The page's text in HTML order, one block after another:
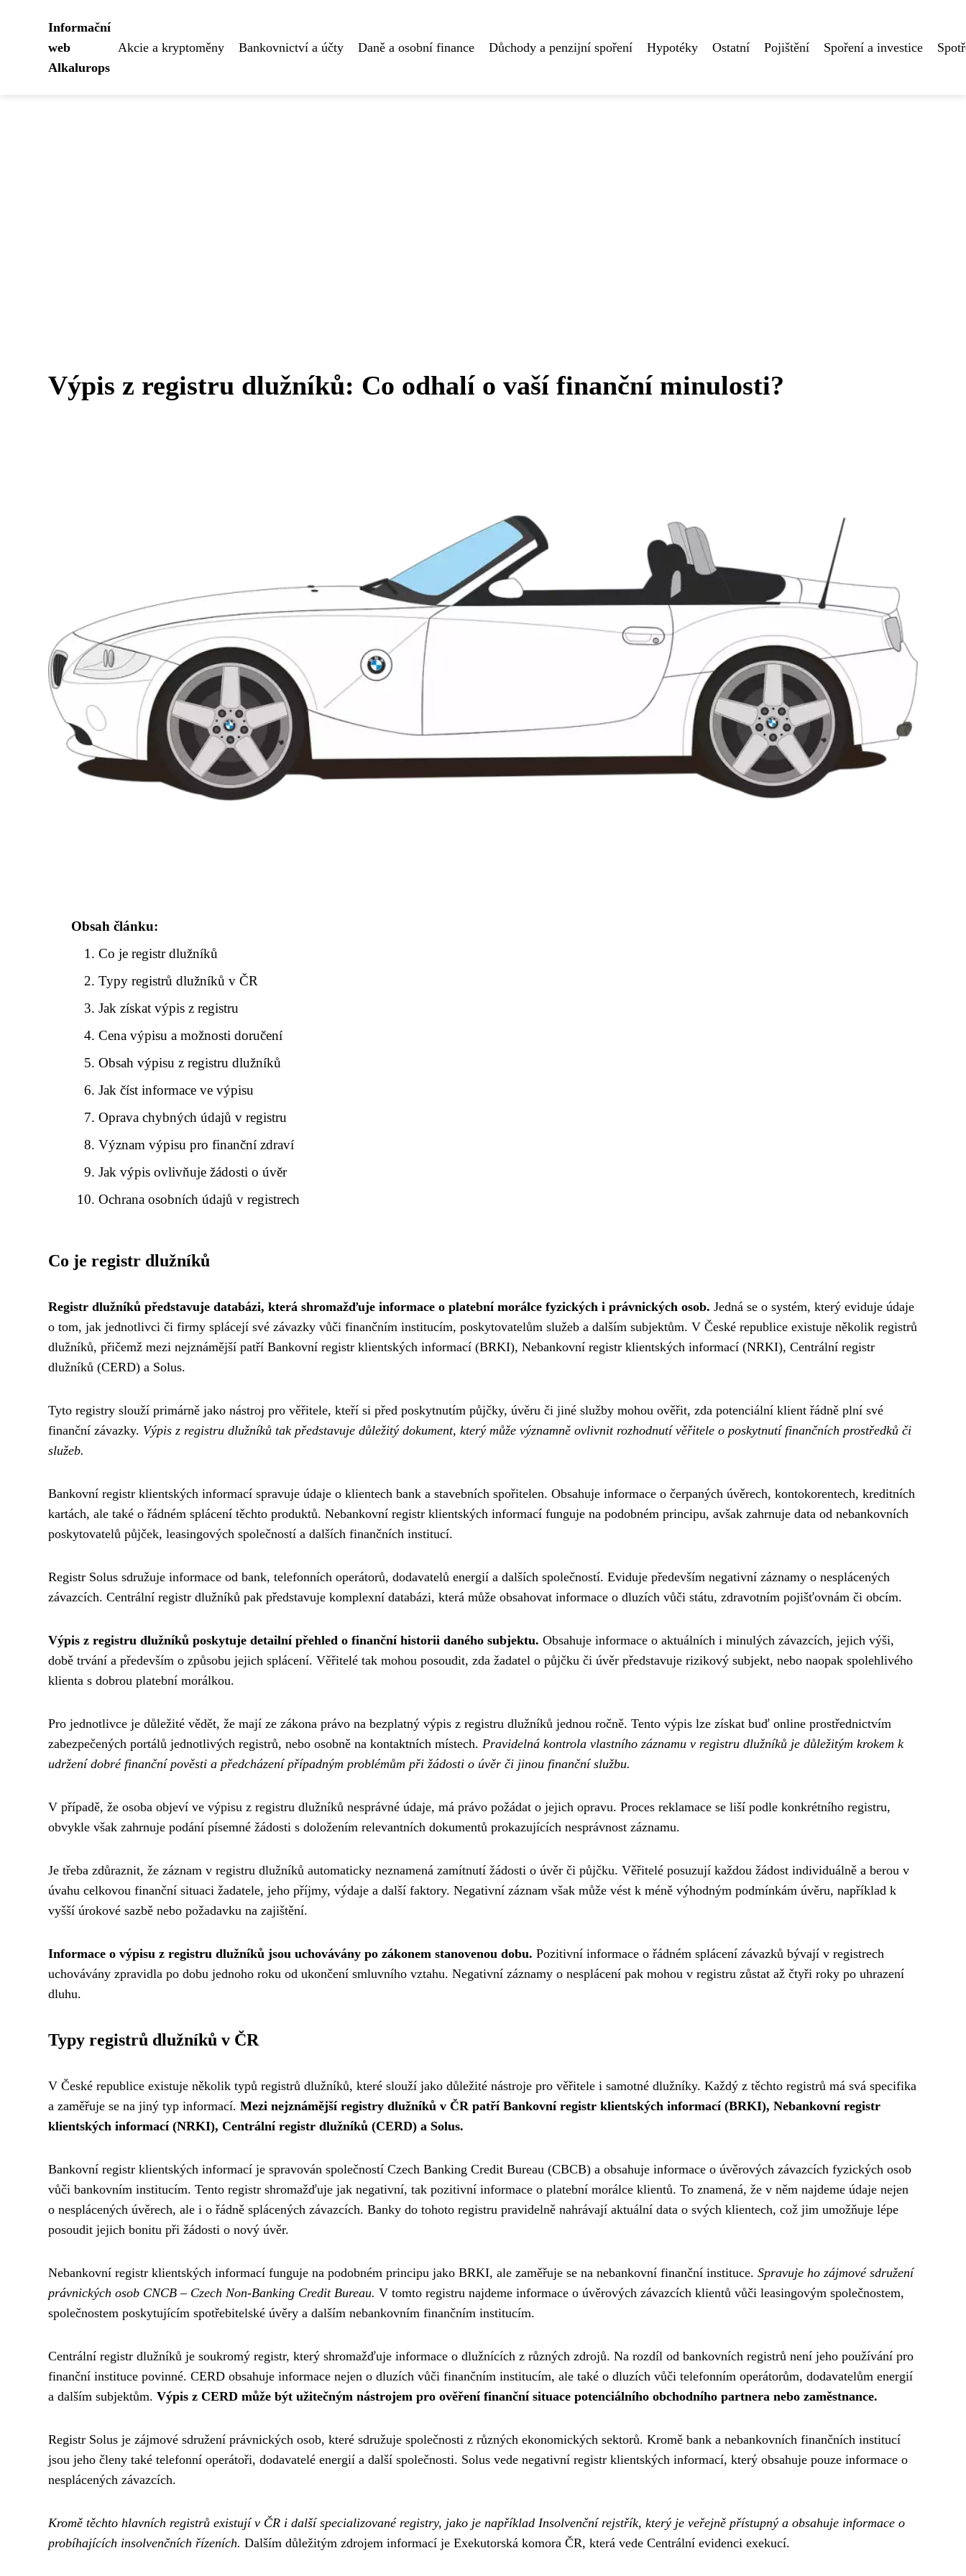
Informační
web
Alkalurops
Akcie a kryptoměny Bankovnictví a účty Daně a osobní finance Důchody a penzijní spoření Hypotéky Ostatní Pojištění Spoření a investice
Výpis z registru dlužníků: Co odhalí o vaší finanční minulosti?
Obsah článku:
Co je registr dlužníků
Typy registrů dlužníků v ČR
Jak získat výpis z registru
Cena výpisu a možnosti doručení
Obsah výpisu z registru dlužníků
Jak číst informace ve výpisu
Oprava chybných údajů v registru
Význam výpisu pro finanční zdraví
Jak výpis ovlivňuje žádosti o úvěr
Ochrana osobních údajů v registrech
Co je registr dlužníků
Registr dlužníků představuje databázi, která shromažďuje informace o platební morálce fyzických i právnických osob. Jedná se o systém, který eviduje údaje
o tom, jak jednotlivci či firmy splácejí své závazky vůči finančním institucím, poskytovatelům služeb a dalším subjektům. V České republice existuje několik registrů
dlužníků, přičemž mezi nejznámější patří Bankovní registr klientských informací (BRKI), Nebankovní registr klientských informací (NRKI), Centrální registr
dlužníků (CERD) a Solus.
Tyto registry slouží primárně jako nástroj pro věřitele, kteří si před poskytnutím půjčky, úvěru či jiné služby mohou ověřit, zda potenciální klient řádně plní své
finanční závazky. Výpis z registru dlužníků tak představuje důležitý dokument, který může významně ovlivnit rozhodnutí věřitele o poskytnutí finančních prostředků či
služeb.
Bankovní registr klientských informací spravuje údaje o klientech bank a stavebních spořitelen. Obsahuje informace o čerpaných úvěrech, kontokorentech, kreditních
kartách, ale také o řádném splácení těchto produktů. Nebankovní registr klientských informací funguje na podobném principu, avšak zahrnuje data od nebankovních
poskytovatelů půjček, leasingových společností a dalších finančních institucí.
Registr Solus sdružuje informace od bank, telefonních operátorů, dodavatelů energií a dalších společností. Eviduje především negativní záznamy o nesplácených
závazcích. Centrální registr dlužníků pak představuje komplexní databázi, která může obsahovat informace o dluzích vůči státu, zdravotním pojišťovnám či obcím.
Výpis z registru dlužníků poskytuje detailní přehled o finanční historii daného subjektu. Obsahuje informace o aktuálních i minulých závazcích, jejich výši,
době trvání a především o způsobu jejich splácení. Věřitelé tak mohou posoudit, zda žadatel o půjčku či úvěr představuje rizikový subjekt, nebo naopak spolehlivého
klienta s dobrou platební morálkou.
Pro jednotlivce je důležité vědět, že mají ze zákona právo na bezplatný výpis z registru dlužníků jednou ročně. Tento výpis lze získat buď online prostřednictvím
zabezpečených portálů jednotlivých registrů, nebo osobně na kontaktních místech. Pravidelná kontrola vlastního záznamu v registru dlužníků je důležitým krokem k
udržení dobré finanční pověsti a předcházení případným problémům při žádosti o úvěr či jinou finanční službu.
V případě, že osoba objeví ve výpisu z registru dlužníků nesprávné údaje, má právo požádat o jejich opravu. Proces reklamace se liší podle konkrétního registru,
obvykle však zahrnuje podání písemné žádosti s doložením relevantních dokumentů prokazujících nesprávnost záznamu.
Je třeba zdůraznit, že záznam v registru dlužníků automaticky neznamená zamítnutí žádosti o úvěr či půjčku. Věřitelé posuzují každou žádost individuálně a berou v
úvahu celkovou finanční situaci žadatele, jeho příjmy, výdaje a další faktory. Negativní záznam však může vést k méně výhodným podmínkám úvěru, například k
vyšší úrokové sazbě nebo požadavku na zajištění.
Informace o výpisu z registru dlužníků jsou uchovávány po zákonem stanovenou dobu. Pozitivní informace o řádném splácení závazků bývají v registrech
uchovávány zpravidla po dobu jednoho roku od ukončení smluvního vztahu. Negativní záznamy o nesplácení pak mohou v registru zůstat až čtyři roky po uhrazení
dluhu.
Typy registrů dlužníků v ČR
V České republice existuje několik typů registrů dlužníků, které slouží jako důležité nástroje pro věřitele i samotné dlužníky. Každý z těchto registrů má svá specifika
a zaměřuje se na jiný typ informací. Mezi nejznámější registry dlužníků v ČR patří Bankovní registr klientských informací (BRKI), Nebankovní registr
klientských informací (NRKI), Centrální registr dlužníků (CERD) a Solus.
Bankovní registr klientských informací je spravován společností Czech Banking Credit Bureau (CBCB) a obsahuje informace o úvěrových závazcích fyzických osob
vůči bankovním institucím. Tento registr shromažďuje jak negativní, tak pozitivní informace o platební morálce klientů. To znamená, že v něm najdeme údaje nejen
o nesplácených úvěrech, ale i o řádně splácených závazcích. Banky do tohoto registru pravidelně nahrávají aktuální data o svých klientech, což jim umožňuje lépe
posoudit jejich bonitu při žádosti o nový úvěr.
Nebankovní registr klientských informací funguje na podobném principu jako BRKI, ale zaměřuje se na nebankovní finanční instituce. Spravuje ho zájmové sdružení
právnických osob CNCB – Czech Non-Banking Credit Bureau. V tomto registru najdeme informace o úvěrových závazcích klientů vůči leasingovým společnostem,
společnostem poskytujícím spotřebitelské úvěry a dalším nebankovním finančním institucím.
Centrální registr dlužníků je soukromý registr, který shromažďuje informace o dlužnících z různých zdrojů. Na rozdíl od bankovních registrů není jeho používání pro
finanční instituce povinné. CERD obsahuje informace nejen o dluzích vůči finančním institucím, ale také o dluzích vůči telefonním operátorům, dodavatelům energií
a dalším subjektům. Výpis z CERD může být užitečným nástrojem pro ověření finanční situace potenciálního obchodního partnera nebo zaměstnance.
Registr Solus je zájmové sdružení právnických osob, které sdružuje společnosti z různých ekonomických sektorů. Kromě bank a nebankovních finančních institucí
jsou jeho členy také telefonní operátoři, dodavatelé energií a další společnosti. Solus vede negativní registr klientských informací, který obsahuje pouze informace o
nesplácených závazcích.
Kromě těchto hlavních registrů existují v ČR i další specializované registry, jako je například Insolvenční rejstřík, který je veřejně přístupný a obsahuje informace o
probíhajících insolvenčních řízeních. Dalším důležitým zdrojem informací je Exekutorská komora ČR, která vede Centrální evidenci exekucí.